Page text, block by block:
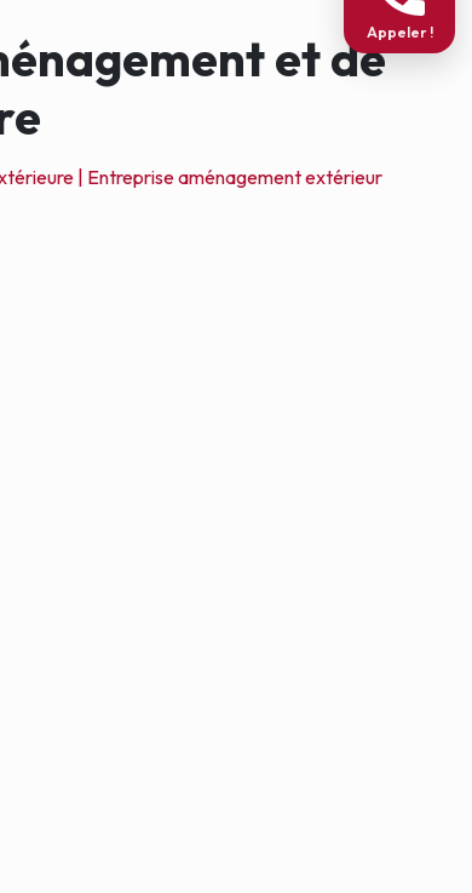
et de
| Entreprise aménagement extérieur
Appeler !